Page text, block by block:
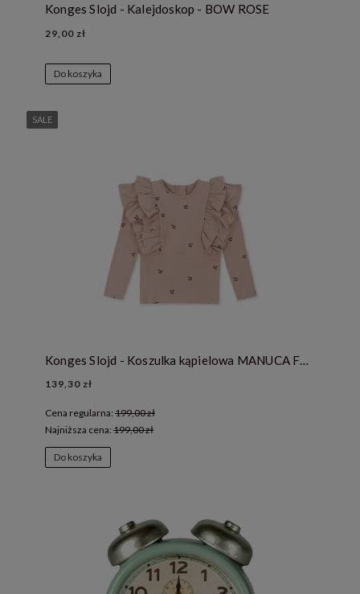
Konges Slojd - Kalejdoskop - BOW ROSE
29,00 zł
Do koszyka
139,30 zł
Cena regularna: 199,00 zł
Najniższa cena: 199,00 zł
Do koszyka
SALE